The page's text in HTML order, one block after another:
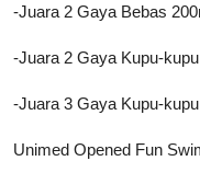
-Juara 2 Gaya Bebas
-Juara 2 Gaya Kupu-
-Juara 3 Gaya Kupu-
Unimed Opened Fun